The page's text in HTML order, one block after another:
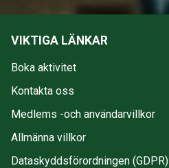
VIKTIGA LÄNKAR
Boka aktivitet
Kontakta oss
Medlems -och användarvillkor
Allmänna villkor
Dataskyddsförordningen (GDPR)